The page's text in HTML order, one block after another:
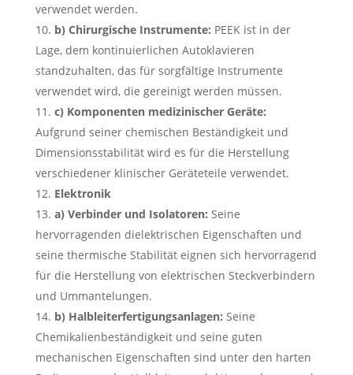
verwendet werden.
b) Chirurgische Instrumente: PEEK ist in der
Lage, dem kontinuierlichen Autoklavieren
standzuhalten, das für sorgfältige Instrumente
verwendet wird, die gereinigt werden müssen.
c) Komponenten medizinischer Geräte:
Aufgrund seiner chemischen Beständigkeit und
Dimensionsstabilität wird es für die Herstellung
verschiedener klinischer Geräteteile verwendet.
Elektronik
a) Verbinder und Isolatoren: Seine
hervorragenden dielektrischen Eigenschaften und
seine thermische Stabilität eignen sich hervorragend
für die Herstellung von elektrischen Steckverbindern
und Ummantelungen.
b) Halbleiterfertigungsanlagen: Seine
Chemikalienbeständigkeit und seine guten
mechanischen Eigenschaften sind unter den harten